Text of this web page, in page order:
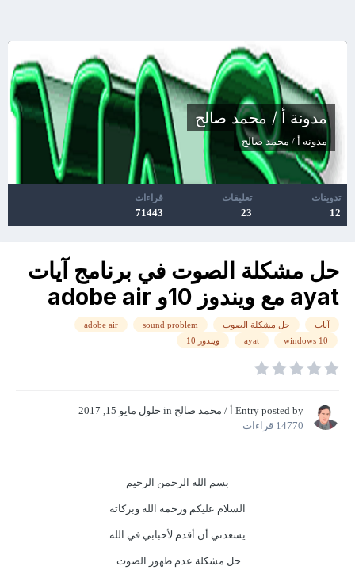
مدونة أ / محمد صالح
مدونه أ / محمد صالح
تدوينات
12
تعليقات
23
قراءات
71443
حل مشكلة الصوت في برنامج آيات
ayat مع ويندوز 10و adobe air
آيات حل مشكلة الصوت sound problem
adobe air
windows 10
ayat ويندوز 10
Entry posted by أ / محمد صالح حلول مايو 15, 2017
14770 قراءات
بسم الله الرحمن الرحيم
السلام عليكم ورحمة الله وبركاته
يسعدني أن أقدم لأحبابي في الله
حل مشكلة عدم ظهور الصوت